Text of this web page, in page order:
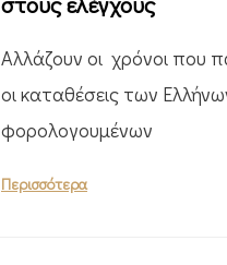
Αλλάζουν οι χρόνοι που
οι καταθέσεις των
φορολογουμένων
Περισσότερα